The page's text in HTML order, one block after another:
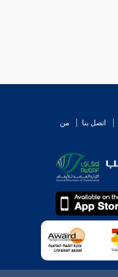
اتصل بنا
من